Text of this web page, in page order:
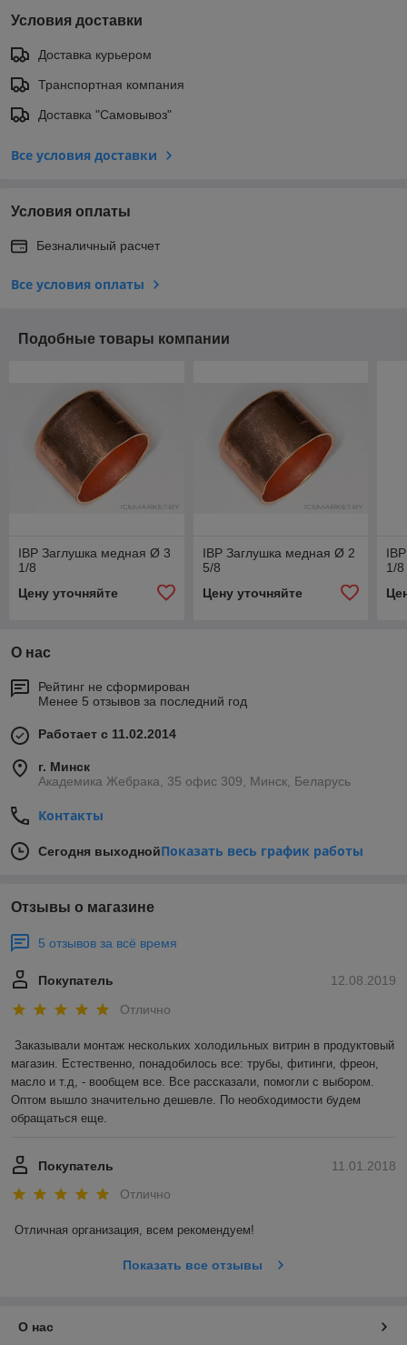
Условия доставки
Доставка курьером
Транспортная компания
Доставка "Самовывоз"
Все условия доставки
Условия оплаты
Безналичный расчет
Все условия оплаты
Подобные товары компании
IBP Заглушка медная Ø 3
1/8
Цену уточняйте
IBP Заглушка медная Ø 2
5/8
Цену уточняйте
1/8
О нас
Рейтинг не сформирован
Менее 5 отзывов за последний год
Работает с 11.02.2014
г. Минск
Академика Жебрака, 35 офис 309, Минск, Беларусь
Контакты
Сегодня выходнойПоказать весь график работы
Отзывы о магазине
5 отзывов за всё время
12.08.2019
Покупатель
Отлично
Заказывали монтаж нескольких холодильных витрин в продуктовый
магазин. Естественно, понадобилось все: трубы, фитинги, фреон,
масло и т.д, - вообщем все. Все рассказали, помогли с выбором.
Оптом вышло значительно дешевле. По необходимости будем
обращаться еще.
11.01.2018
Покупатель
Отлично
Отличная организация, всем рекомендуем!
Показать все отзывы
О нас